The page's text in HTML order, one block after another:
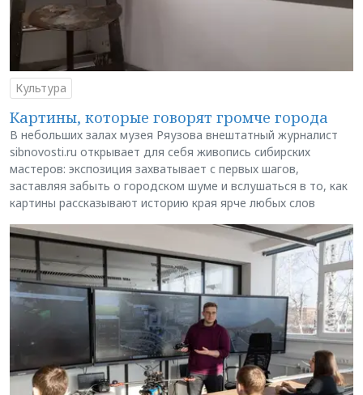
Культура
Картины, которые говорят громче города
В небольших залах музея Ряузова внештатный журналист
sibnovosti.ru открывает для себя живопись сибирских
мастеров: экспозиция захватывает с первых шагов,
заставляя забыть о городском шуме и вслушаться в то, как
картины рассказывают историю края ярче любых слов